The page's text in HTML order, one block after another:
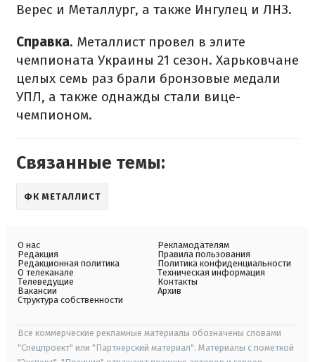
Верес и Металлург, а также Ингулец и ЛНЗ.
Справка. Металлист провел в элите
чемпионата Украины 21 сезон. Харьковчане
целых семь раз брали бронзовые медали
УПЛ, а также однажды стали вице-
чемпионом.
Связанные темы:
ФК МЕТАЛЛИСТ
О нас
Редакция
Редакционная политика
О телеканале
Телеведущие
Вакансии
Структура собственности
Рекламодателям
Правила пользования
Политика конфиденциальности
Техническая информация
Контакты
Архив
Все коммерческие рекламные материалы обозначены словами
"Спецпроект" или "Партнерский материал". Материалы с пометкой